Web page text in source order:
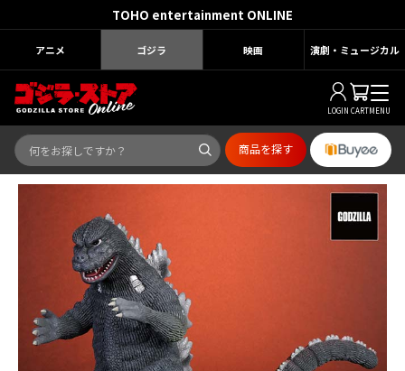
TOHO entertainment ONLINE
アニメ ゴジラ 映画 演劇・ミュージカル
LOGIN CARTMENU
商品を探す